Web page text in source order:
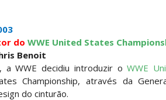
Ospreay supera Mark Davis
do WWE United States
Benoit
, a WWE decidiu introduzir oWWE
Championship, através da
do cinturão.